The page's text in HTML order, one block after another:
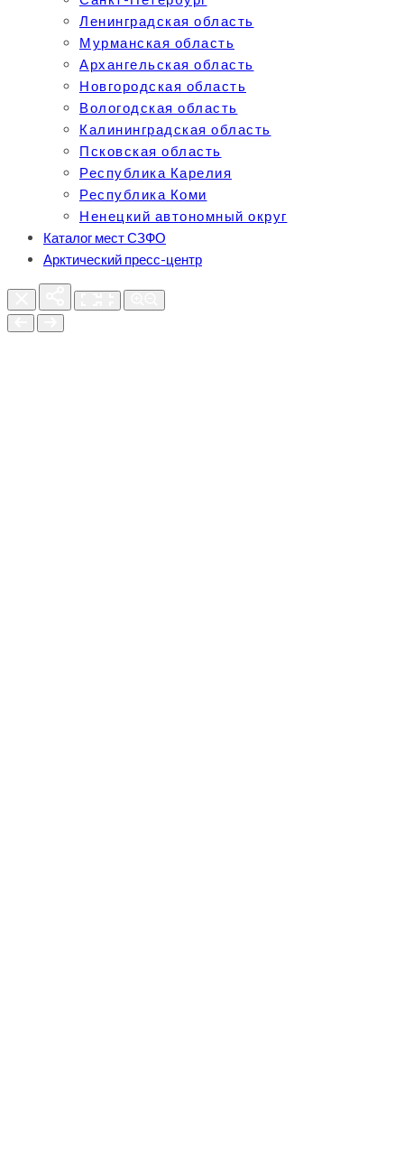
Ленинградская область
Мурманская область
Архангельская область
Новгородская область
Вологодская область
Калининградская область
Псковская область
Республика Карелия
Республика Коми
Ненецкий автономный округ
Каталог мест СЗФО
Арктический пресс-центр